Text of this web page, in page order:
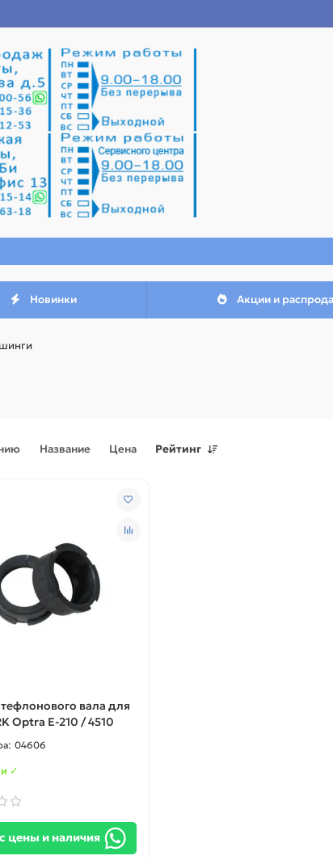
Новинки Акции и
08.07.2026
- Новое поступление
Название Цена Рейтинг
вала для
Optra E-210 / 4510
04606
✓
цены и наличия